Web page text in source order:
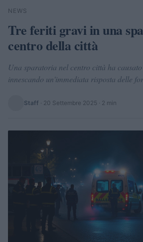
Cerca
NEWS
Tre feriti gravi in una
centro della città
Una sparatoria nel centro città ha
innescando un'immediata risposta delle
Staff · 20 Settembre 2025 · 2 min